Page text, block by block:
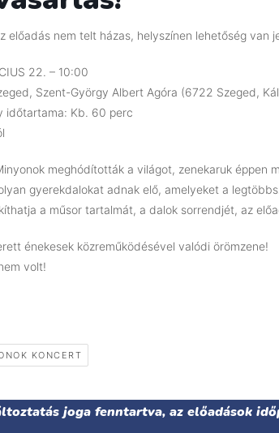
előadás nem telt házas, helyszínen lehetőség van
22. – 10:00
Szent-György Albert Agóra (6722 Szeged,
időtartama: Kb. 60 perc
meghódították a világot, zenekaruk éppen
gyerekdalokat adnak elő, amelyeket a
a műsor tartalmát, a dalok sorrendjét, az
énekesek közreműködésével valódi örömzene!
volt!
KONCERT
joga fenntartva, az előadások